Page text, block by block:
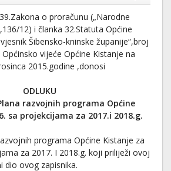
o proračunu („Narodne
12) i članka 32.Statuta Općine
Šibensko-kninske županije“,broj
vijeće Općine Kistanje na
2015.godine ,donosi
ODLUKU
razvojnih programa Općine
sa projekcijama za 2017.i 2018.g.
programa Općine Kistanje za
za 2017. I 2018.g. koji priliježi ovoj
dio ovog zapisnika.